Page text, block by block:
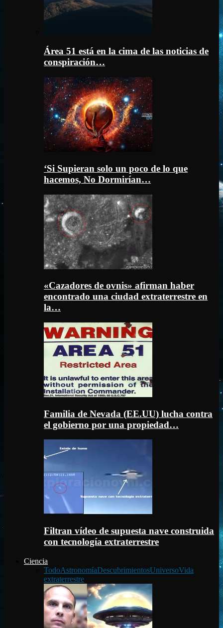
Área 51 está en la cima de las noticias de
conspiración…
‘Si Supieran solo un poco de lo que
hacemos, No Dormirían…
«Cazadores de ovnis» afirman haber
encontrado una ciudad extraterrestre en
la…
Familia de Nevada (EE.UU) lucha contra
el gobierno por una propiedad…
Filtran vídeo de supuesta nave construida
con tecnología extraterrestre
Ciencia
TodoAstronomíaDescubrimientosUniversoVida
extraterrestre